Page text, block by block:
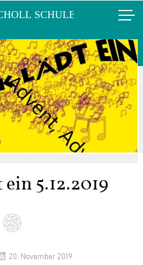
5.12.2019
20. November 2019